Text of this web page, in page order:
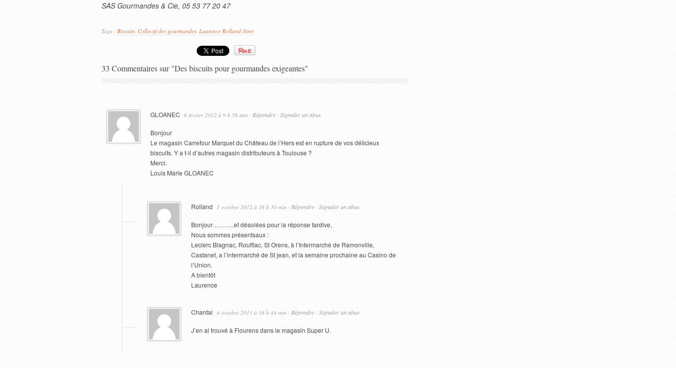
SAS Gourmandes & Cie, 05 53 77 20 47
Tags : Biscuits, Collectif des gourmandes, Laurence Rolland-Siret
33 Commentaires sur "Des biscuits pour gourmandes exigeantes"
GLOANEC 6 février 2012 à 9 h 56 min · Répondre · Signaler un abus
Bonjour
Le magasin Carrefour Marquet du Château de l’Hers est en rupture de vos délicieux
biscuits. Y a t-il d’autres magasin distributeurs à Toulouse ?
Merci.
Louis Marie GLOANEC
Rolland 1 octobre 2012 à 16 h 30 min · Répondre · Signaler un abus
Bonjour………..et désolées pour la réponse tardive,
Nous sommes présentsaux :
Leclerc Blagnac, Rouffiac, St Orens, à l’Intermarché de Ramonville,
Castanet, a l’intermarché de St jean, et la semaine prochaine au Casino de
l’Union.
A bientôt
Laurence
Chantal 4 octobre 2013 à 16 h 44 min · Répondre · Signaler un abus
J’en ai trouvé à Flourens dans le magasin Super U.